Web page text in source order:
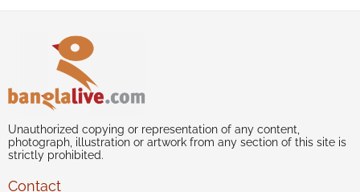
Unauthorized copying or representation of any content,
photograph, illustration or artwork from any section of this site is
strictly prohibited.
Contact